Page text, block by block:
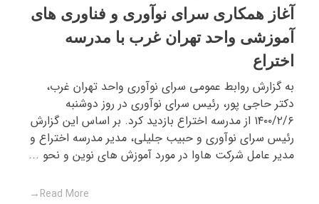
آغاز همکاری سرای نوآوری و فناوری های
آموزشی واحد تهران غرب با مدرسه
اختراع
به گزارش روابط عمومی سرای نوآوری واحد تهران غرب،
دکتر حاجی پور، رئیس سرای نوآوری در روز دوشنبه
۱۴۰۰/۲/۶ از مدرسه اختراع بازدید کرد. بر اساس این گزارش
رئیس سرای نوآوری و حبیب جلیلی، مدیر مدرسه اختراع و
مدیر عامل شرکت هاوا در مورد آموزش های نوین و نحو ...
Read More